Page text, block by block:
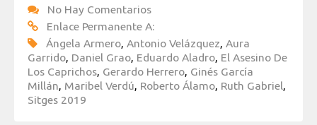
No Hay Comentarios
Enlace Permanente A:
Ángela Armero Antonio Velázquez Aura
Garrido Daniel Grao Eduardo Aladro El Asesino De
Los Caprichos Gerardo Herrero Ginés García
Millán Maribel Verdú Roberto Álamo Ruth Gabriel
Sitges 2019